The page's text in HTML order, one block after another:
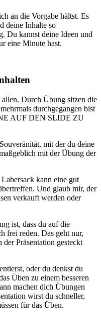
an die Vorgabe hältst. Es
deine Inhalte so
Du kannst deine Ideen und
eine Minute hast.
Durch Übung sitzen die
durchgegangen bist
AUF DEN SLIDE ZU
mit der du deine
mit der Übung der
kann eine gut
Und glaub mir, der
verkauft werden oder
ist, dass du auf die
frei reden. Das geht nur,
Präsentation gesteckt
oder du denkst du
Üben zu einem besseren
machen dich Übungen
wirst du schneller,
für das Üben.